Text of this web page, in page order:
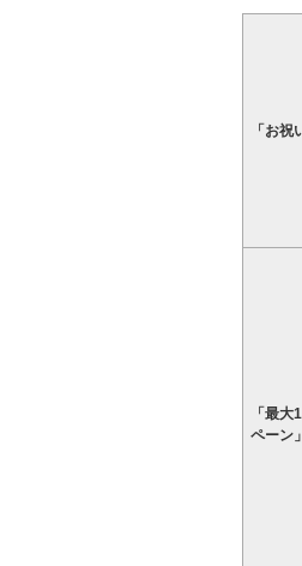
「お
「最
ペーン」